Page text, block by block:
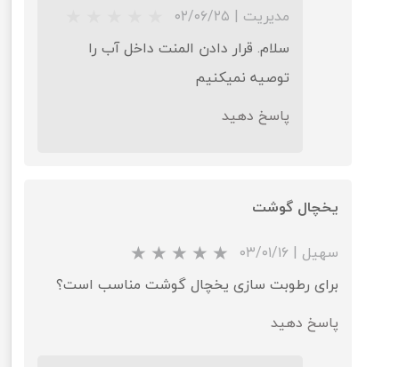
مدیریت | ۰۲/۰۶/۲۵
سلام. قرار دادن المنت داخل آب را
توصیه نمیکنیم
پاسخ دهید
یخچال گوشت
سهیل | ۰۳/۰۱/۱۶
برای رطوبت سازی یخچال گوشت مناسب است؟
پاسخ دهید